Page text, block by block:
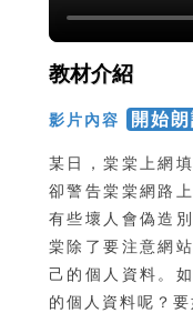
教材介紹
影片內容 開始朗
某日，棠棠上網
卻警告棠棠網路
有些壞人會偽造
棠除了要注意網
己的個人資料。
的個人資料呢？